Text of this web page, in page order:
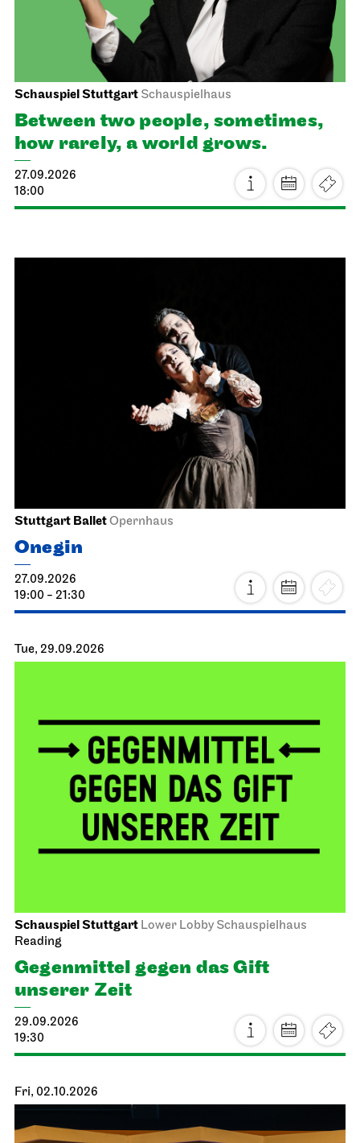
Schauspiel Stuttgart Schauspielhaus
Between two people, sometimes,
how rarely, a world grows.
27.09.2026
18:00
Stuttgart BalletOpernhaus
Onegin
27.09.2026
19:00 - 21:30
Tue, 29.09.2026
Schauspiel Stuttgart Lower Lobby Schauspielhaus
Reading
Gegenmittel gegen das Gift
unserer Zeit
29.09.2026
19:30
Fri, 02.10.2026